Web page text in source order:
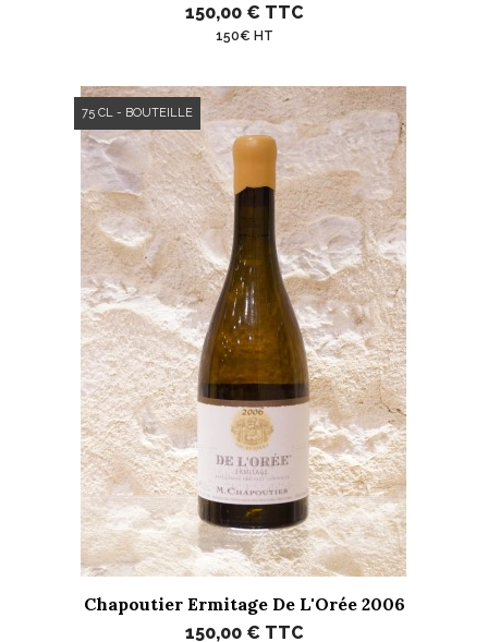
150,00 € TTC
150€ HT
Chapoutier Ermitage De L'Orée 2006
150,00 € TTC
75 CL - BOUTEILLE